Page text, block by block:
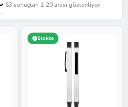
63 sonuçtan 1-20 arası gösteriliyor
Stokta